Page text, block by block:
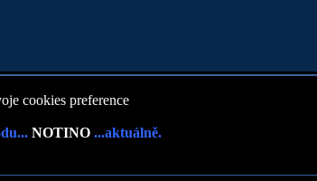
cookies preference
NOTINO ...aktuálně.